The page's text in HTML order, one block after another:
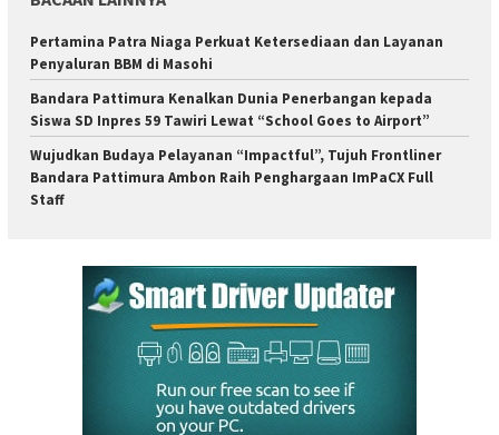
Pertamina Patra Niaga Perkuat Ketersediaan dan Layanan
Penyaluran BBM di Masohi
Bandara Pattimura Kenalkan Dunia Penerbangan kepada
Siswa SD Inpres 59 Tawiri Lewat “School Goes to Airport”
Wujudkan Budaya Pelayanan “Impactful”, Tujuh Frontliner
Bandara Pattimura Ambon Raih Penghargaan ImPaCX Full
Staff